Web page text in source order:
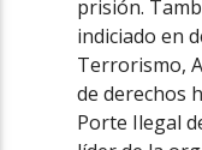
prisión.
indiciado en
Terrorismo,
de derechos
Porte Ilegal